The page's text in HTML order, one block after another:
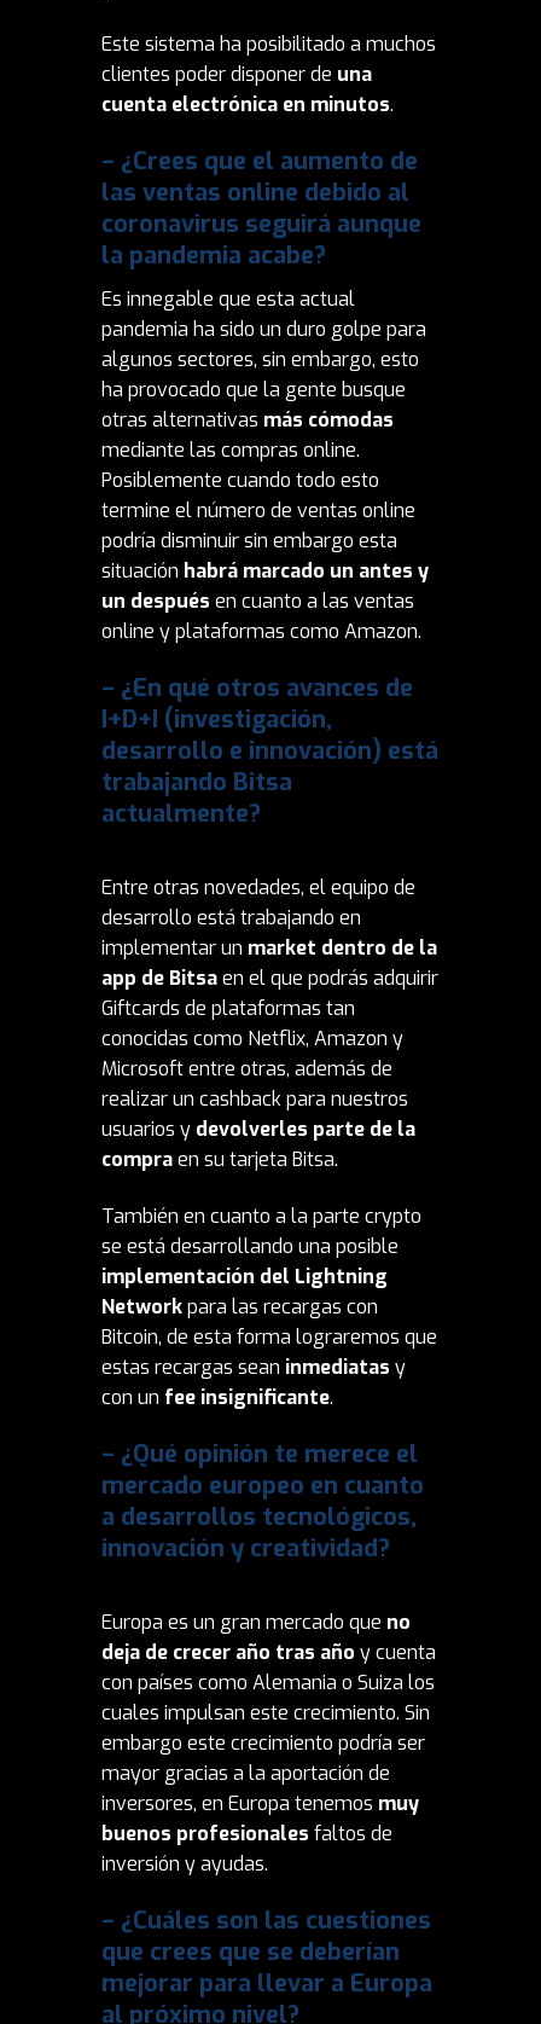
Este sistema ha posibilitado a muchos
clientes poder disponer de una
cuenta electrónica en minutos.
– ¿Crees que el aumento de
las ventas online debido al
coronavirus seguirá aunque
la pandemia acabe?
Es innegable que esta actual
pandemia ha sido un duro golpe para
algunos sectores, sin embargo, esto
ha provocado que la gente busque
otras alternativas más cómodas
mediante las compras online.
Posiblemente cuando todo esto
termine el número de ventas online
podría disminuir sin embargo esta
situación habrá marcado un antes y
un después en cuanto a las ventas
online y plataformas como Amazon.
– ¿En qué otros avances de
I+D+I (investigación,
desarrollo e innovación) está
trabajando Bitsa
actualmente?
Entre otras novedades, el equipo de
desarrollo está trabajando en
implementar un market dentro de la
app de Bitsaen el que podrás adquirir
Giftcards de plataformas tan
conocidas como Netflix, Amazon y
Microsoft entre otras, además de
realizar un cashback para nuestros
usuarios y devolverles parte de la
compraen su tarjeta Bitsa.
También en cuanto a la parte crypto
se está desarrollando una posible
implementación del Lightning
Networkpara las recargas con
Bitcoin, de esta forma lograremos que
estas recargas sean inmediatas y
con un fee insignificante.
– ¿Qué opinión te merece el
mercado europeo en cuanto
a desarrollos tecnológicos,
innovación y creatividad?
Europa es un gran mercado que no
deja de crecer año tras año y cuenta
con países como Alemania o Suiza los
cuales impulsan este crecimiento. Sin
embargo este crecimiento podría ser
mayor gracias a la aportación de
inversores, en Europa tenemos muy
buenos profesionales faltos de
inversión y ayudas.
– ¿Cuáles son las cuestiones
que crees que se deberían
mejorar para llevar a Europa
al próximo nivel?